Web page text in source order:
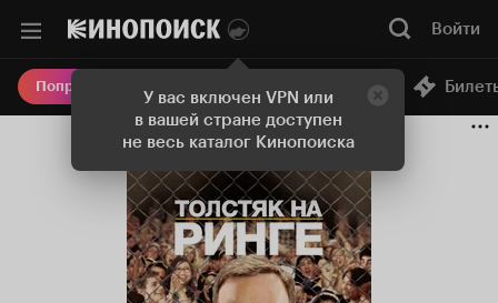
У вас включен VPN или
в вашей стране доступен
не весь каталог Кинопоиска
Войти
Попробовать Плюс Онлайн-кинотеатр